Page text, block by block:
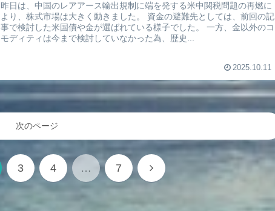
昨日は、中国のレアアース輸出規制に端を発する米中関税問題の再燃に
より、株式市場は大きく動きました。 資金の避難先としては、前回の記
事で検討した米国債や金が選ばれている様子でした。 一方、金以外のコ
モディティは今まで検討していなかった為、歴史...
2025.10.11
次のページ
3 4 … 7 次